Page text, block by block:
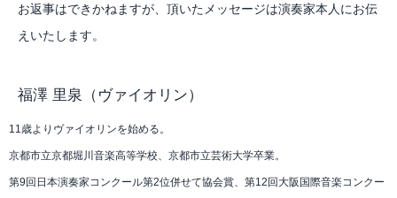
お返事はできかねますが、頂いたメッセージは演奏家本人にお伝
えいたします。
福澤 里泉 （ヴァイオリン）
11歳よりヴァイオリンを始める。
京都市立京都堀川音楽高等学校、京都市立芸術大学卒業。
第9回日本演奏家コンクール第2位併せて協会賞、第12回大阪国際音楽コンクー